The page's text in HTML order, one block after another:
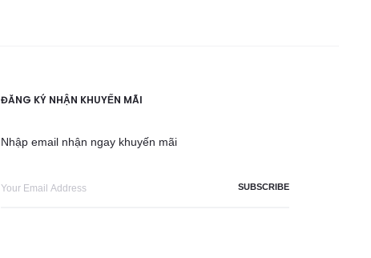
ĐĂNG KÝ NHẬN KHUYẾN MÃI
Nhập email nhận ngay khuyến mãi